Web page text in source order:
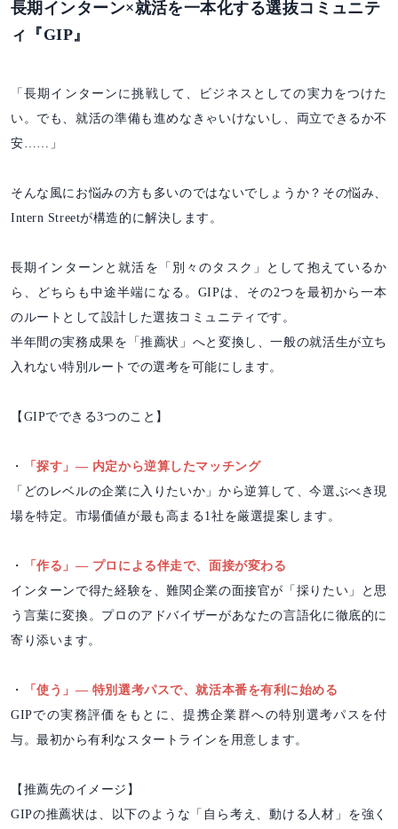
長期インターン×就活を一本化する選抜コミュニテ
ィ『GIP』
「長期インターンに挑戦して、ビジネスとしての実力をつけた
い。でも、就活の準備も進めなきゃいけないし、両立できるか不
安……」
そんな風にお悩みの方も多いのではないでしょうか？その悩み、
Intern Streetが構造的に解決します。
長期インターンと就活を「別々のタスク」として抱えているか
ら、どちらも中途半端になる。GIPは、その2つを最初から一本
のルートとして設計した選抜コミュニティです。
半年間の実務成果を「推薦状」へと変換し、一般の就活生が立ち
入れない特別ルートでの選考を可能にします。
【GIPでできる3つのこと】
・
「探す」― 内定から逆算したマッチング
「どのレベルの企業に入りたいか」から逆算して、今選ぶべき現
場を特定。市場価値が最も高まる1社を厳選提案します。
・
「作る」― プロによる伴走で、面接が変わる
インターンで得た経験を、難関企業の面接官が「採りたい」と思
う言葉に変換。プロのアドバイザーがあなたの言語化に徹底的に
寄り添います。
・
「使う」― 特別選考パスで、就活本番を有利に始める
GIPでの実務評価をもとに、提携企業群への特別選考パスを付
与。最初から有利なスタートラインを用意します。
【推薦先のイメージ】
GIPの推薦状は、以下のような「自ら考え、動ける人材」を強く